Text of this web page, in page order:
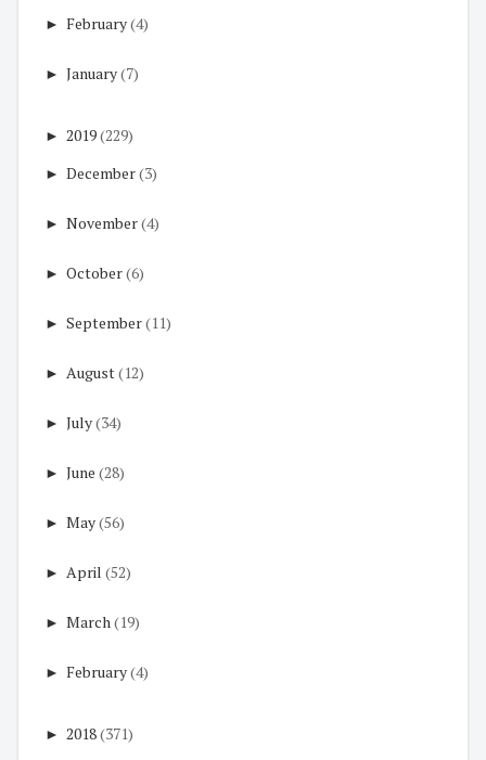
► February(4)
► January(7)
► 2019(229)
► December(3)
► November(4)
► October(6)
► September(11)
► August(12)
► July(34)
► June (28)
► May(56)
► April (52)
► March(19)
► February(4)
► 2018(371)